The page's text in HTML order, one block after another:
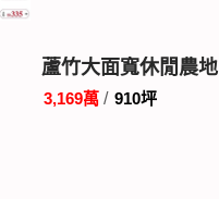
蘆竹大面寬休閒農地
3,169萬 / 910坪